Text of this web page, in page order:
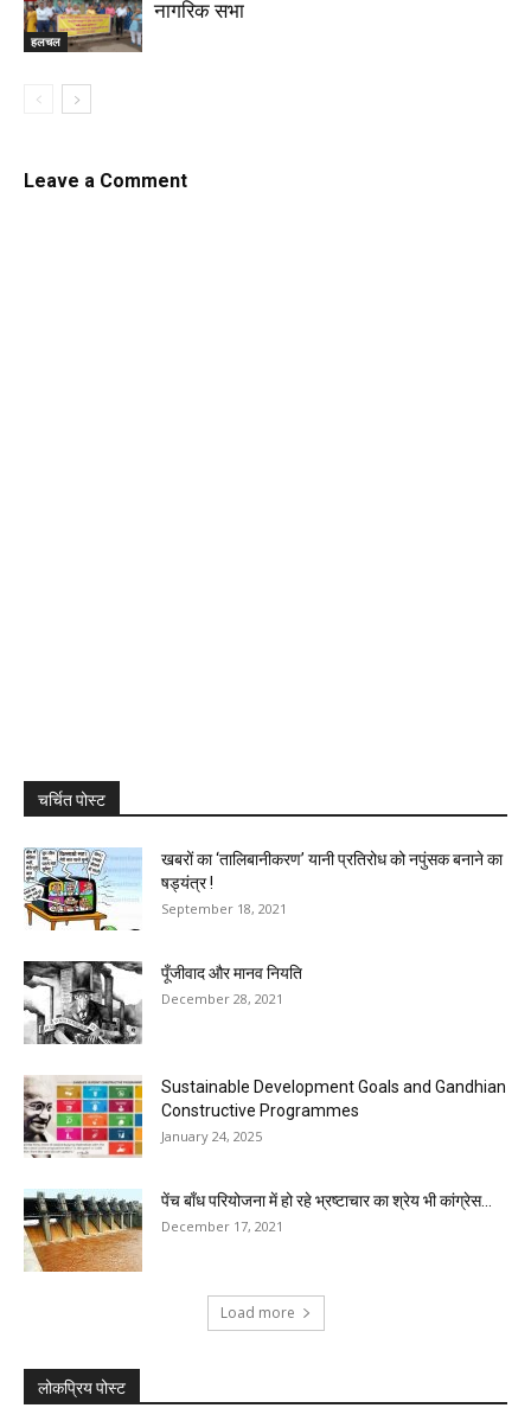
हलचल
नागरिक सभा
Leave a Comment
चर्चित पोस्ट
खबरों का ‘तालिबानीकरण’ यानी प्रतिरोध को नपुंसक बनाने का
षड्यंत्र !
September 18, 2021
पूँजीवाद और मानव नियति
December 28, 2021
Sustainable Development Goals and Gandhian
Constructive Programmes
January 24, 2025
पेंच बाँध परियोजना में हो रहे भ्रष्टाचार का श्रेय भी कांग्रेस...
December 17, 2021
Load more
लोकप्रिय पोस्ट